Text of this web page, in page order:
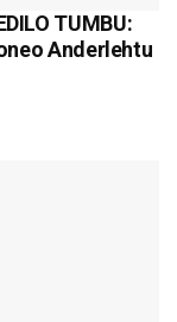
TUMBU:
Anderlehtu